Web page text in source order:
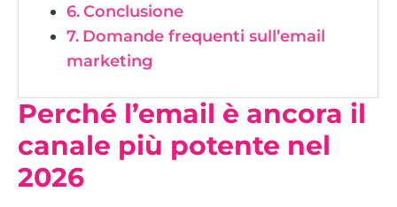
Conclusione
Domande frequenti sull’email
marketing
Perché l’email è ancora il
canale più potente nel
2026